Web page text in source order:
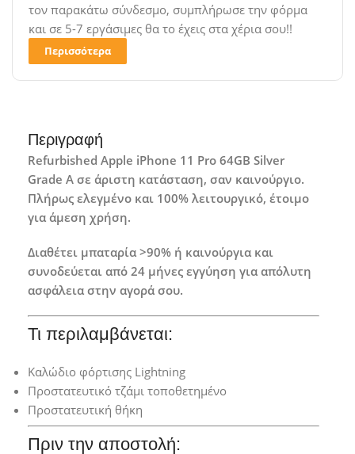
τον παρακάτω σύνδεσμο, συμπλήρωσε την φόρμα
και σε 5-7 εργάσιμες θα το έχεις στα χέρια σου!!
Περισσότερα
Περιγραφή
Refurbished Apple iPhone 11 Pro 64GB Silver
Grade A σε άριστη κατάσταση, σαν καινούργιο.
Πλήρως ελεγμένο και 100% λειτουργικό, έτοιμο
για άμεση χρήση.
Διαθέτει μπαταρία >90% ή καινούργια και
συνοδεύεται από 24 μήνες εγγύηση για απόλυτη
ασφάλεια στην αγορά σου.
Τι περιλαμβάνεται:
Καλώδιο φόρτισης Lightning
Προστατευτικό τζάμι τοποθετημένο
Προστατευτική θήκη
Πριν την αποστολή: